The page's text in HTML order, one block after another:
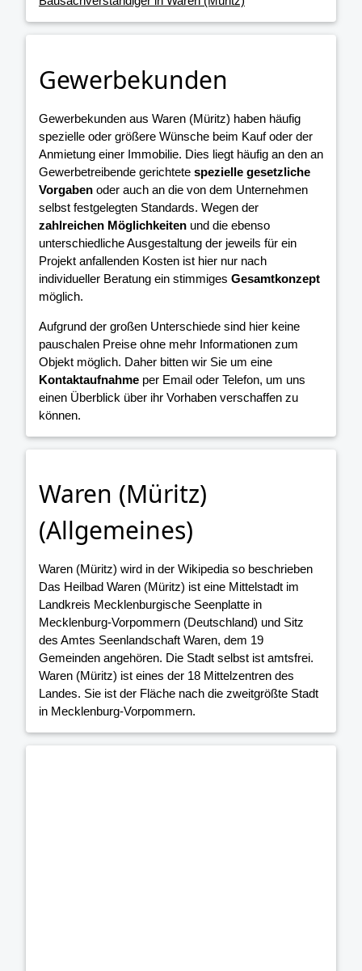
Gewerbekunden
Gewerbekunden aus Waren (Müritz) haben häufig
spezielle oder größere Wünsche beim Kauf oder der
Anmietung einer Immobilie. Dies liegt häufig an den an
Gewerbetreibende gerichtete spezielle gesetzliche
Vorgaben oder auch an die von dem Unternehmen
selbst festgelegten Standards. Wegen der
zahlreichen Möglichkeiten und die ebenso
unterschiedliche Ausgestaltung der jeweils für ein
Projekt anfallenden Kosten ist hier nur nach
individueller Beratung ein stimmiges Gesamtkonzept
möglich.
Aufgrund der großen Unterschiede sind hier keine
pauschalen Preise ohne mehr Informationen zum
Objekt möglich. Daher bitten wir Sie um eine
Kontaktaufnahme per Email oder Telefon, um uns
einen Überblick über ihr Vorhaben verschaffen zu
können.
Waren (Müritz)
(Allgemeines)
Waren (Müritz) wird in der Wikipedia so beschrieben
Das Heilbad Waren (Müritz) ist eine Mittelstadt im
Landkreis Mecklenburgische Seenplatte in
Mecklenburg-Vorpommern (Deutschland) und Sitz
des Amtes Seenlandschaft Waren, dem 19
Gemeinden angehören. Die Stadt selbst ist amtsfrei.
Waren (Müritz) ist eines der 18 Mittelzentren des
Landes. Sie ist der Fläche nach die zweitgrößte Stadt
in Mecklenburg-Vorpommern.